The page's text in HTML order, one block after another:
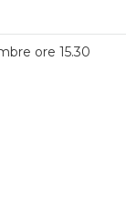
ore 15.30